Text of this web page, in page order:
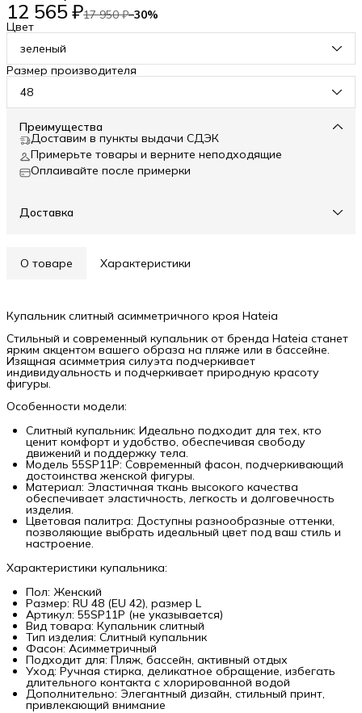
12 565 ₽17 950 ₽−30%
Цвет
зеленый
Размер производителя
48
Преимущества
Доставим в пункты выдачи СДЭК
Примерьте товары и верните неподходящие
Оплаивайте после примерки
Доставка
О товаре Характеристики
Купальник слитный асимметричного кроя Hateia
Стильный и современный купальник от бренда Hateia станет
ярким акцентом вашего образа на пляже или в бассейне.
Изящная асимметрия силуэта подчеркивает
индивидуальность и подчеркивает природную красоту
фигуры.
Особенности модели:
Слитный купальник: Идеально подходит для тех, кто
ценит комфорт и удобство, обеспечивая свободу
движений и поддержку тела.
Модель 55SP11P: Современный фасон, подчеркивающий
достоинства женской фигуры.
Материал: Эластичная ткань высокого качества
обеспечивает эластичность, легкость и долговечность
изделия.
Цветовая палитра: Доступны разнообразные оттенки,
позволяющие выбрать идеальный цвет под ваш стиль и
настроение.
Характеристики купальника:
Пол: Женский
Размер: RU 48 (EU 42), размер L
Артикул: 55SP11P (не указывается)
Вид товара: Купальник слитный
Тип изделия: Слитный купальник
Фасон: Асимметричный
Подходит для: Пляж, бассейн, активный отдых
Уход: Ручная стирка, деликатное обращение, избегать
длительного контакта с хлорированной водой
Дополнительно: Элегантный дизайн, стильный принт,
привлекающий внимание